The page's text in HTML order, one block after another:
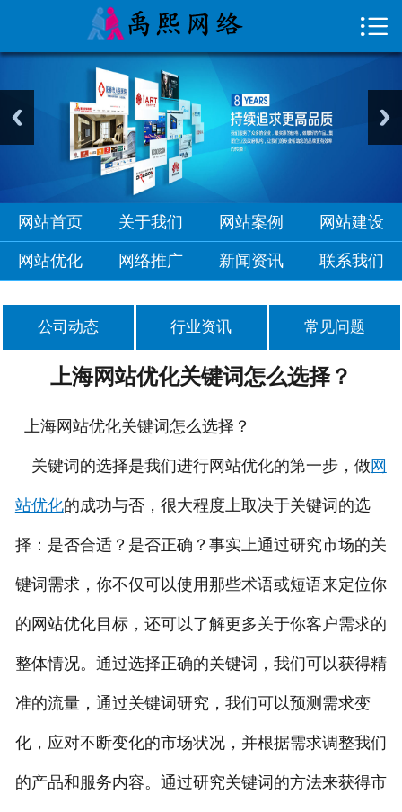
网站案例
网站优化
网络推广

网站首页 关于我们 网站案例 网站建设
网站优化 网络推广 新闻资讯 联系我们
公司动态 行业资讯 常见问题
上海网站优化关键词怎么选择？
上海网站优化关键词怎么选择？
关键词的选择是我们进行网站优化的第一步，做 网
站优化的成功与否，很大程度上取决于关键词的选
择：是否合适？是否正确？事实上通过研究市场的关
键词需求，你不仅可以使用那些术语或短语来定位你
的网站优化目标，还可以了解更多关于你客户需求的
整体情况。通过选择正确的关键词，我们可以获得精
准的流量，通过关键词研究，我们可以预测需求变
化，应对不断变化的市场状况，并根据需求调整我们
的产品和服务内容。通过研究关键词的方法来获得市